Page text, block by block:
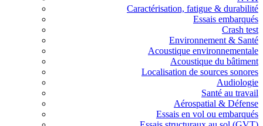
Caractérisation, fatigue & durabilité
Essais embarqués
Crash test
Environnement & Santé
Acoustique environnementale
Acoustique du bâtiment
Localisation de sources sonores
Audiologie
Santé au travail
Aérospatial & Défense
Essais en vol ou embarqués